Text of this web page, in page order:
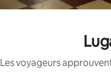
Les voyageurs